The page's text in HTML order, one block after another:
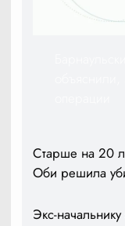
Старше на 20
Оби решила
Экс-